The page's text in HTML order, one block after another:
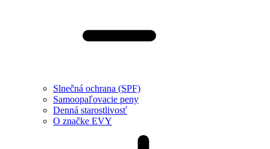
Slnečná ochrana (SPF)
Samoopaľovacie peny
Denná starostlivosť
O značke EVY